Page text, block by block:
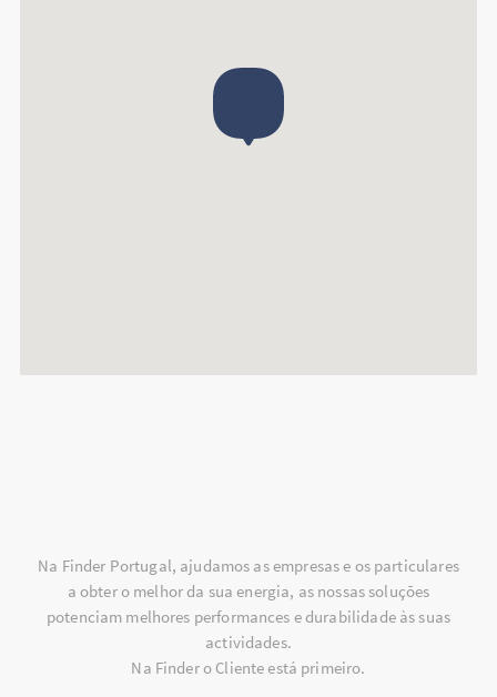
Na Finder Portugal, ajudamos as empresas e os particulares
a obter o melhor da sua energia, as nossas soluções
potenciam melhores performances e durabilidade às suas
actividades.
Na Finder o Cliente está primeiro.